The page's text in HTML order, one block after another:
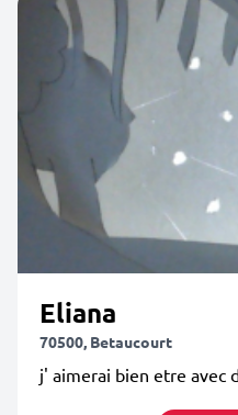
Eliana
70500, Betaucourt
j' aimerai bien etre avec